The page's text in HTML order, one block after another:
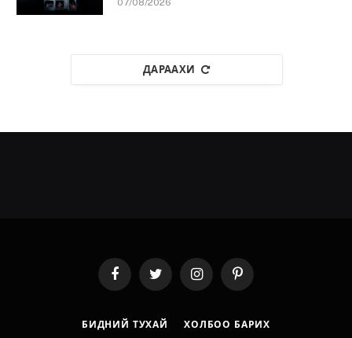
07/08/2026
ДАРААХИ
FacebookTwitter InstagramPinterest
БИДНИЙ ТУХАЙ ХОЛБОО БАРИХ